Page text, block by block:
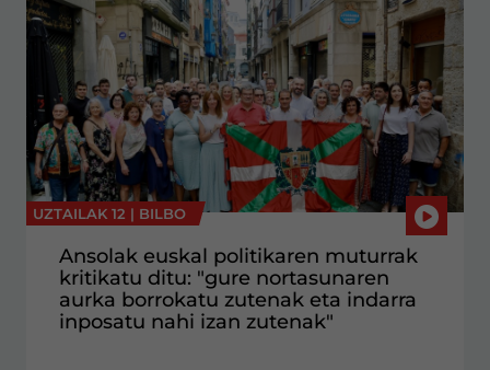
UZTAILAK 12 | BILBO
Ansolak euskal politikaren muturrak
kritikatu ditu: "gure nortasunaren
aurka borrokatu zutenak eta indarra
inposatu nahi izan zutenak"